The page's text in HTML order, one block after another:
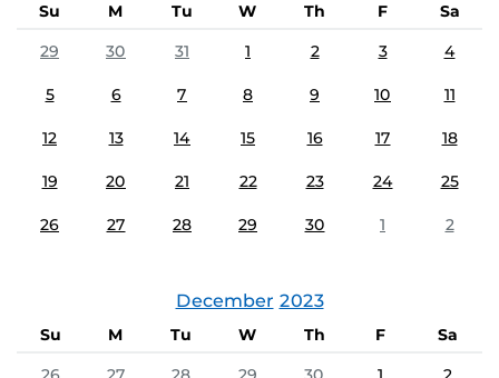
Su M Tu W Th F
Sa
29
30 31 1 2 3 4
5 6 7 8 9 10 11
12 13 14 15 16 17 18
19 20 21 22 23 24 25
26 27 28 29 30 1 2
December 2023
Su M Tu W Th F
Sa